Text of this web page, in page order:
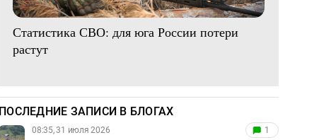
Статистика СВО: для юга России потери
растут
ПОСЛЕДНИЕ ЗАПИСИ В БЛОГАХ
08:35, 31 июля 2026 1